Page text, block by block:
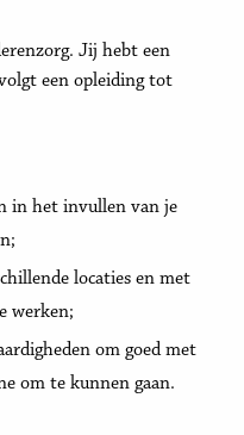
Jij hebt een
een opleiding tot
in het invullen van je
locaties en met
werken;
om goed met
om te kunnen gaan.